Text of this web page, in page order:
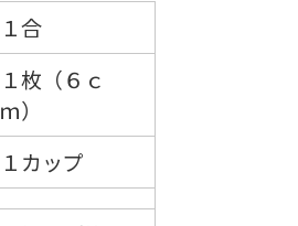
１合
１枚（６ｃ
ｍ）
１カップ